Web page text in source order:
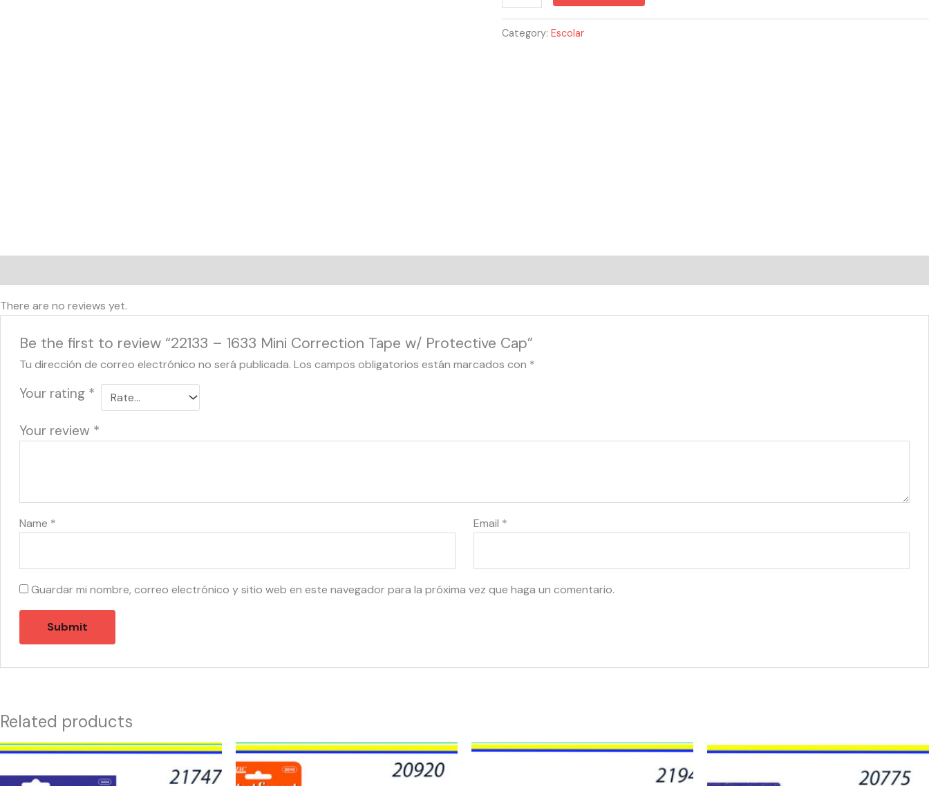
quantity
Category: Escolar
There are no reviews yet.
Be the first to review “22133 – 1633 Mini Correction Tape w/ Protective Cap”
Tu dirección de correo electrónico no será publicada. Los campos obligatorios están marcados con *
Your rating *
Your review *
Name * Email *
Guardar mi nombre, correo electrónico y sitio web en este navegador para la próxima vez que haga un comentario.
Related products
21747
20920
-
21943
20775